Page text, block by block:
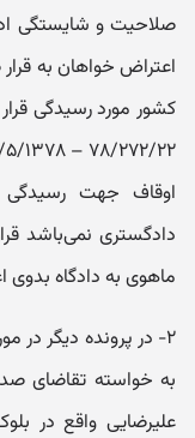
صلاحیت و شایستگی
کشور مورد رسیدگی
اوقاف جهت
دادگستری نمی‌باشد
ماهوی به دادگاه بدوی
به خواسته تقاضای
علیرضایی واقع در